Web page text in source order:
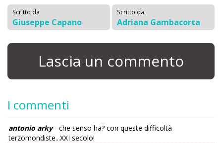
Scritto da
Giuseppe Capano
Scritto da
Adriana Gambacorta
Lascia un commento
I commenti
antonio arky- che senso ha? con queste difficoltà
terzomondiste...XXI secolo!